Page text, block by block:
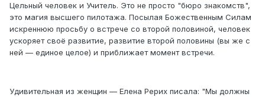
Цельный человек и Учитель. Это не просто "бюро знакомств",
это магия высшего пилотажа. Посылая Божественным Силам
искреннюю просьбу о встрече со второй половиной, человек
ускоряет своё развитие, развитие второй половины (вы же с
ней — единое целое) и приближает момент встречи.
Удивительная из женщин — Елена Рерих писала: "Мы должны